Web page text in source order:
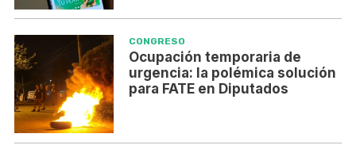
CONGRESO
Ocupación temporaria de
urgencia: la polémica solución
para FATE en Diputados